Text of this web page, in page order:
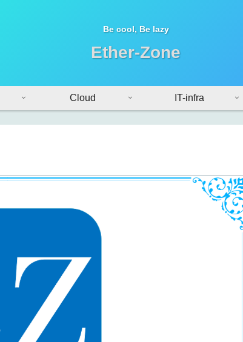
Be cool, Be lazy
Ether-Zone
Cloud IT-infra